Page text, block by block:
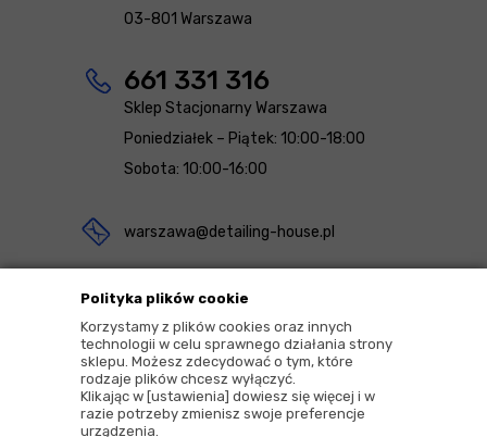
Polityka plików cookie
Korzystamy z plików cookies oraz innych
technologii w celu sprawnego działania strony
sklepu. Możesz zdecydować o tym, które
rodzaje plików chcesz wyłączyć.
Klikając w [ustawienia] dowiesz się więcej i w
razie potrzeby zmienisz swoje preferencje
urządzenia.
03-801 Warszawa
661 331 316
Sklep Stacjonarny Warszawa
Poniedziałek – Piątek: 10:00-18:00
Sobota: 10:00-16:00
warszawa@detailing-house.pl
Magazyn Rekcin
Nomos Sp. z o.o. sp.k.
ul. Agrestowa 1
83-010 Rekcin